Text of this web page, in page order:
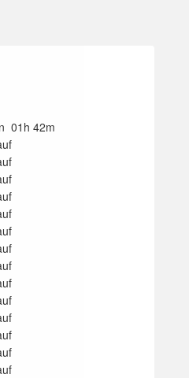
01h 42m